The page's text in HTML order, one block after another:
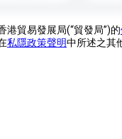
港貿易發展局(“貿發局”)的
私隱政策聲明中所述之其